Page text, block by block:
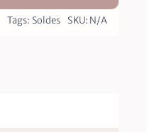
Tags: Soldes SKU: N/A